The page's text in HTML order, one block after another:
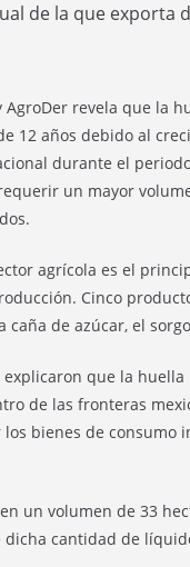
de la que exporta
revela que la
12 años debido al
durante el
un mayor
agrícola es el
Cinco
de azúcar, el
que la
de las fronteras
bienes de consumo
un volumen de 33
cantidad de